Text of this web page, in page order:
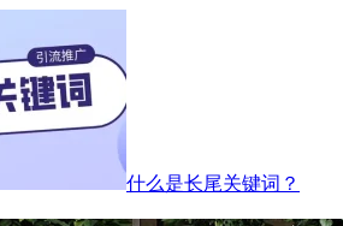
什么是长尾关键词？